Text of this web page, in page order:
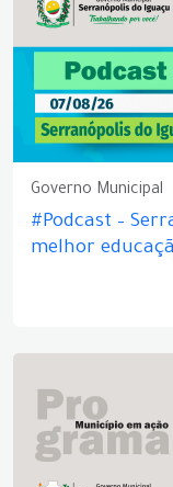
Governo Municipal
#Podcast –
melhor